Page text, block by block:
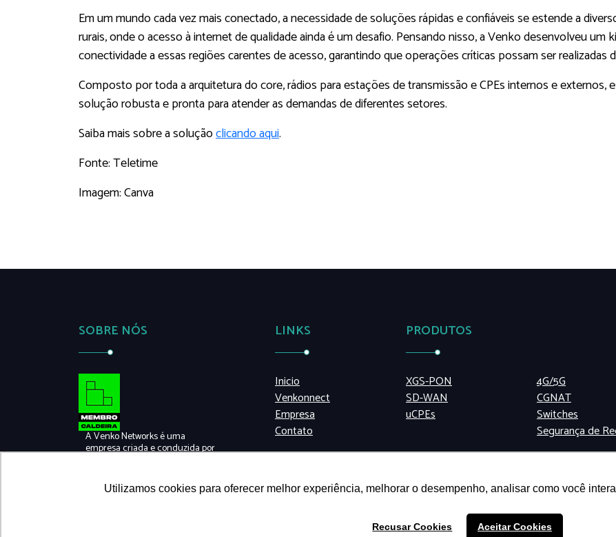
Utilizamos cookies para oferecer melhor experiência, melhorar o desempenho, analisar como você
Recusar Cookies Aceitar Cookies
Em um mundo cada vez mais conectado, a necessidade de soluções rápidas e confiáveis se estende a
rurais, onde o acesso à internet de qualidade ainda é um desafio. Pensando nisso, a Venko desenvolveu um
conectividade a essas regiões carentes de acesso, garantindo que operações críticas possam ser
Composto por toda a arquitetura do core, rádios para estações de transmissão e CPEs internos e
solução robusta e pronta para atender as demandas de diferentes setores.
Saiba mais sobre a soluçãoclicando aqui.
Fonte: Teletime
Imagem: Canva
SOBRE NÓS
A Venko Networks é uma
empresa criada e conduzida por
ao desenvolvimento dos
negócios
LINKS
Inicio
Venkonnect
Empresa
Contato
PRODUTOS
XGS-PON
SD-WAN
uCPEs
4G/5G
CGNAT
Switches
Segurança de